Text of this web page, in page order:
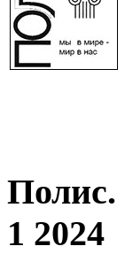
Полис.
1 2024